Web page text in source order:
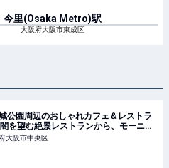
今里(Osaka Metro)駅
大阪府大阪市東成区
公園周辺のおしゃれカフェ＆レストラ
を望む絶景レストランから、モーニン
だわりスイーツが楽しめるカフェま
大阪市中央区